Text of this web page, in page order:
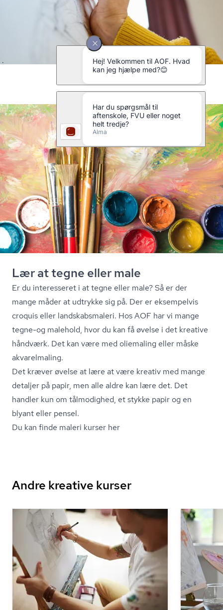
Lær at tegne eller male
Er du interesseret i at tegne eller male? Så er der
mange måder at udtrykke sig på. Der er eksempelvis
croquis eller land­skabs­ma­le­ri. Hos AOF har vi mange
tegne-og malehold, hvor du kan få øvelse i det kreative
håndværk. Det kan være med oliemaling eller måske
akvarelmaling.
Det kræver øvelse at lære at være kreativ med mange
detaljer på papir, men alle aldre kan lære det. Det
handler kun om tålmodighed, et stykke papir og en
blyant eller pensel.
Du kan finde maleri kurser her
Andre kreative kurser